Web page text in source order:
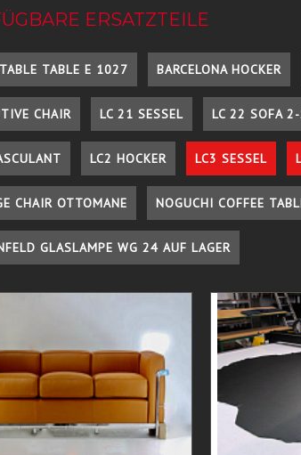
ERSATZTEILE
TABLE E 1027 BARCELONA HOCKER
CHAIR LC 21 SESSEL LC 22 SOFA
LC2 HOCKER LC3 SESSEL
CHAIR OTTOMANE NOGUCHI COFFEE
GLASLAMPE WG 24 AUF LAGER